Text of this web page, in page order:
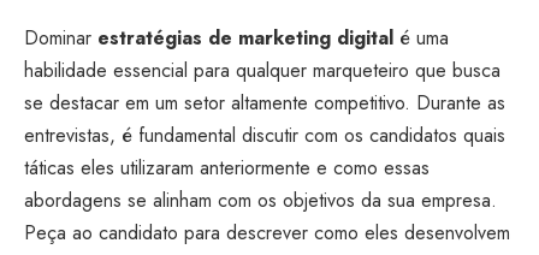
Dominar estratégias de marketing digital é uma
habilidade essencial para qualquer marqueteiro que busca
se destacar em um setor altamente competitivo. Durante as
entrevistas, é fundamental discutir com os candidatos quais
táticas eles utilizaram anteriormente e como essas
abordagens se alinham com os objetivos da sua empresa.
Peça ao candidato para descrever como eles desenvolvem